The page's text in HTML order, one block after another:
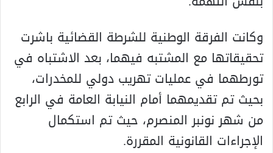
وكانت الفرقة الوطنية للشرطة القضائية باشرت
تحقيقاتها مع المشتبه فيهما، بعد الاشتباه في
تورطهما في عمليات تهريب دولي للمخدرات،
بحيث تم تقديمهما أمام النيابة العامة في الرابع
من شهر نونبر المنصرم، حيث تم استكمال
الإجراءات القانونية المقررة.